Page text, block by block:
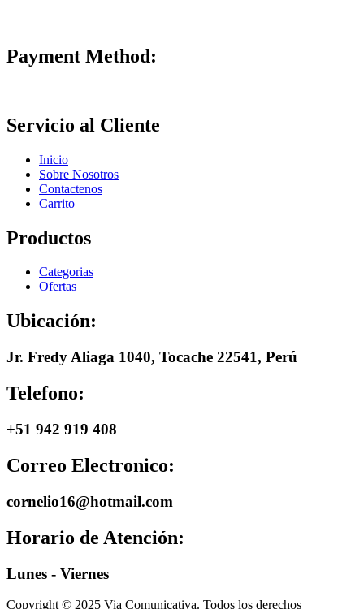
Payment Method:
Servicio al Cliente
Inicio
Sobre Nosotros
Contactenos
Carrito
Productos
Categorias
Ofertas
Ubicación:
Jr. Fredy Aliaga 1040, Tocache 22541, Perú
Telefono:
+51 942 919 408
Correo Electronico:
cornelio16@hotmail.com
Horario de Atención:
Lunes - Viernes
Copyright © 2025 Via Comunicativa. Todos los derechos